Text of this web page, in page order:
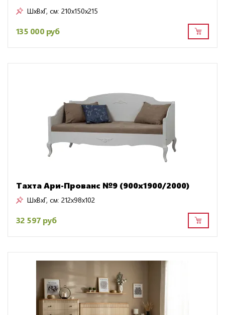
ШxВxГ, см: 210x150x215
135 000 руб
Тахта Ари-Прованс №9 (900х1900/2000)
ШxВxГ, см: 212x98x102
32 597 руб